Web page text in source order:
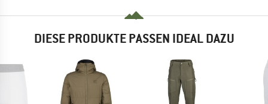
DIESE PRODUKTE PASSEN IDEAL DAZU